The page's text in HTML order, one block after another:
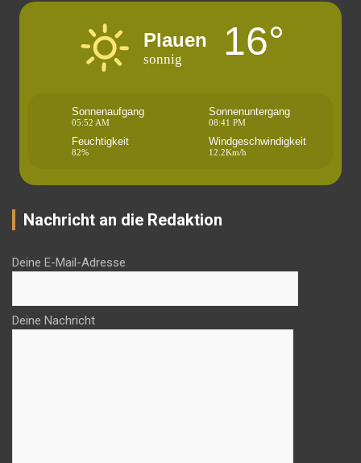
Plauen
sonnig 16°
Sonnenaufgang
05:52 AM
Sonnenuntergang
08:41 PM
Feuchtigkeit
82%
Windgeschwindigkeit
12.2Km/h
Nachricht an die Redaktion
Deine E-Mail-Adresse
Deine Nachricht